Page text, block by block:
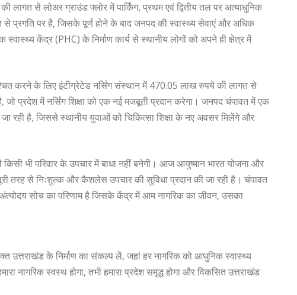
से लोअर ग्राउंड फ्लोर में पार्किंग, प्रथम एवं द्वितीय तल पर अत्याधुनिक
से प्रगति पर है, जिसके पूर्ण होने के बाद जनपद की स्वास्थ्य सेवाएं और अधिक
केंद्र (PHC) के निर्माण कार्य से स्थानीय लोगों को अपने ही क्षेत्र में
करने के लिए इंटीग्रेटेड नर्सिंग संस्थान में 470.05 लाख रुपये की लागत से
जो प्रदेश में नर्सिंग शिक्षा को एक नई मजबूती प्रदान करेगा। जनपद चंपावत में एक
रही है, जिससे स्थानीय युवाओं को चिकित्सा शिक्षा के नए अवसर मिलेंगे और
भी परिवार के उपचार में बाधा नहीं बनेगी। आज आयुष्मान भारत योजना और
तरह से निःशुल्क और कैशलेस उपचार की सुविधा प्रदान की जा रही है। चंपावत
अंत्योदय सोच का परिणाम है जिसके केंद्र में आम नागरिक का जीवन, उसका
उत्तराखंड के निर्माण का संकल्प लें, जहां हर नागरिक को आधुनिक स्वास्थ्य
नागरिक स्वस्थ होगा, तभी हमारा प्रदेश समृद्ध होगा और विकसित उत्तराखंड